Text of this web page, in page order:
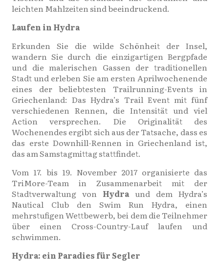
leichten Mahlzeiten sind beeindruckend.
Laufen in Hydra
Erkunden Sie die wilde Schönheit der Insel,
wandern Sie durch die einzigartigen Bergpfade
und die malerischen Gassen der traditionellen
Stadt und erleben Sie am ersten Aprilwochenende
eines der beliebtesten Trailrunning-Events in
Griechenland: Das Hydra’s Trail Event mit fünf
verschiedenen Rennen, die Intensität und viel
Action versprechen. Die Originalität des
Wochenendes ergibt sich aus der Tatsache, dass es
das erste Downhill-Rennen in Griechenland ist,
das am Samstagmittag stattfindet.
Vom 17. bis 19. November 2017 organisierte das
TriMore-Team in Zusammenarbeit mit der
Stadtverwaltung von Hydraund dem Hydra’s
Nautical Club den Swim Run Hydra, einen
mehrstufigen Wettbewerb, bei dem die Teilnehmer
über einen Cross-Country-Lauf laufen und
schwimmen.
Hydra: ein Paradies für Segler